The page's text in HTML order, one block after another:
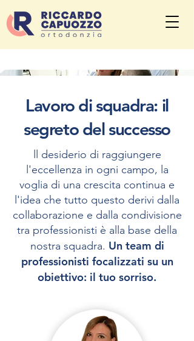
Lavoro di squadra: il
segreto del successo
ll desiderio di raggiungere
l'eccellenza in ogni campo, la
voglia di una crescita continua e
l'idea che tutto questo derivi dalla
collaborazione e dalla condivisione
tra professionisti è alla base della
nostra squadra. Un team di
professionisti focalizzati su un
obiettivo: il tuo sorriso.